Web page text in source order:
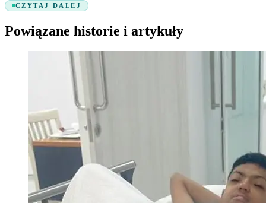
CZYTAJ DALEJ
Powiązane historie i artykuły